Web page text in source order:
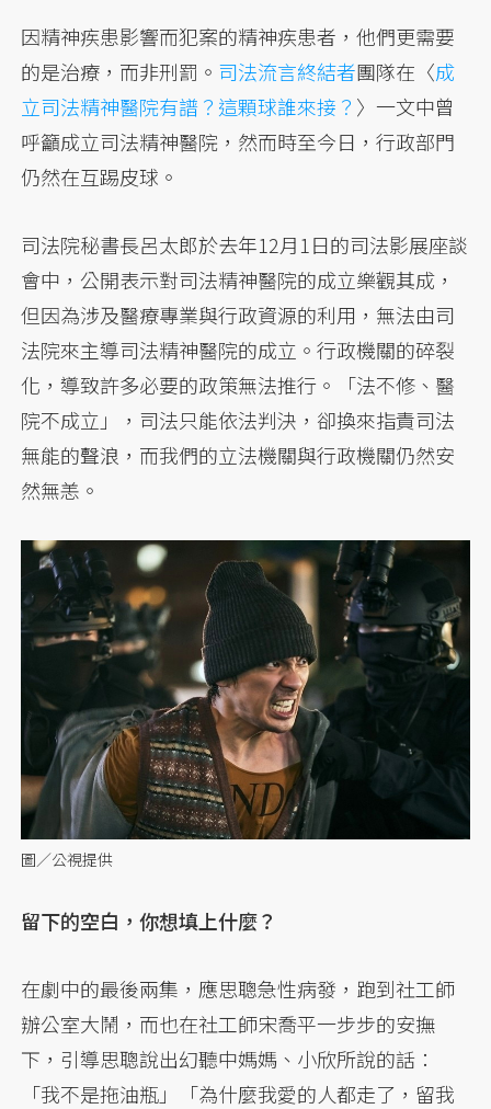
因精神疾患影響而犯案的精神疾患者，他們更需要
的是治療，而非刑罰。 司法流言終結者團隊在〈成
立司法精神醫院有譜？這顆球誰來接？ 〉一文中曾
呼籲成立司法精神醫院，然而時至今日，行政部門
仍然在互踢皮球。
司法院秘書長呂太郎於去年12月1日的司法影展座談
會中，公開表示對司法精神醫院的成立樂觀其成，
但因為涉及醫療專業與行政資源的利用，無法由司
法院來主導司法精神醫院的成立。行政機關的碎裂
化，導致許多必要的政策無法推行。「法不修、醫
院不成立」，司法只能依法判決，卻換來指責司法
無能的聲浪，而我們的立法機關與行政機關仍然安
然無恙。
圖／公視提供
留下的空白，你想填上什麼？
在劇中的最後兩集，應思聰急性病發，跑到社工師
辦公室大鬧，而也在社工師宋喬平一步步的安撫
下，引導思聰說出幻聽中媽媽、小欣所說的話：
「我不是拖油瓶」「為什麼我愛的人都走了，留我